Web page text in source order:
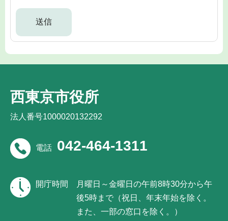
西東京市役所
法人番号1000020132292
電話 042-464-1311
開庁時間
月曜日～金曜日の午前8時30分から午
後5時まで（祝日、年末年始を除く。
また、一部の窓口を除く。）